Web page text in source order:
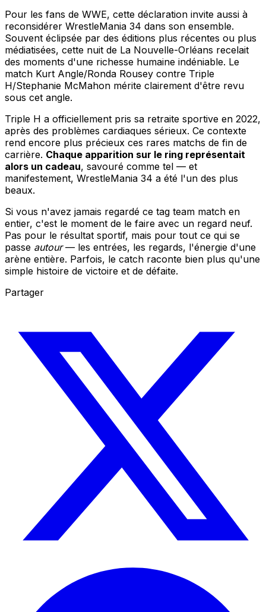
Pour les fans de WWE, cette déclaration invite aussi à
reconsidérer WrestleMania 34 dans son ensemble.
Souvent éclipsée par des éditions plus récentes ou plus
médiatisées, cette nuit de La Nouvelle-Orléans recelait
des moments d'une richesse humaine indéniable. Le
match Kurt Angle/Ronda Rousey contre Triple
H/Stephanie McMahon mérite clairement d'être revu
sous cet angle.
Triple H a officiellement pris sa retraite sportive en 2022,
après des problèmes cardiaques sérieux. Ce contexte
rend encore plus précieux ces rares matchs de fin de
carrière. Chaque apparition sur le ring représentait
alors un cadeau, savouré comme tel — et
manifestement, WrestleMania 34 a été l'un des plus
beaux.
Si vous n'avez jamais regardé ce tag team match en
entier, c'est le moment de le faire avec un regard neuf.
Pas pour le résultat sportif, mais pour tout ce qui se
passe autour— les entrées, les regards, l'énergie d'une
arène entière. Parfois, le catch raconte bien plus qu'une
simple histoire de victoire et de défaite.
Partager